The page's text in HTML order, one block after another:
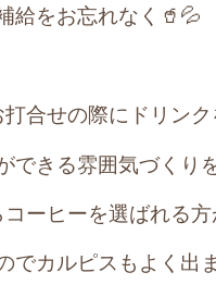
給をお忘れなく🥤💦
合せの際にドリン
できる雰囲気づくり
コーヒーを選ばれる
でカルピスもよく出